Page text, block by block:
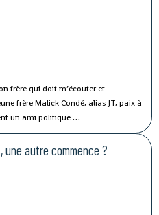
frère qui doit m’écouter et
frère Malick Condé, alias JT, paix à
un ami politique.
politiques, intellectuelles ou même
autre commence ?